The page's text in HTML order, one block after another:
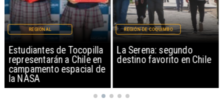
Estudiantes de Tocopilla
representarán a Chile en
campamento espacial de
la NASA
REGIONAL
La Serena: segundo
destino favorito en Chile
REGIÓN DE COQUIMBO